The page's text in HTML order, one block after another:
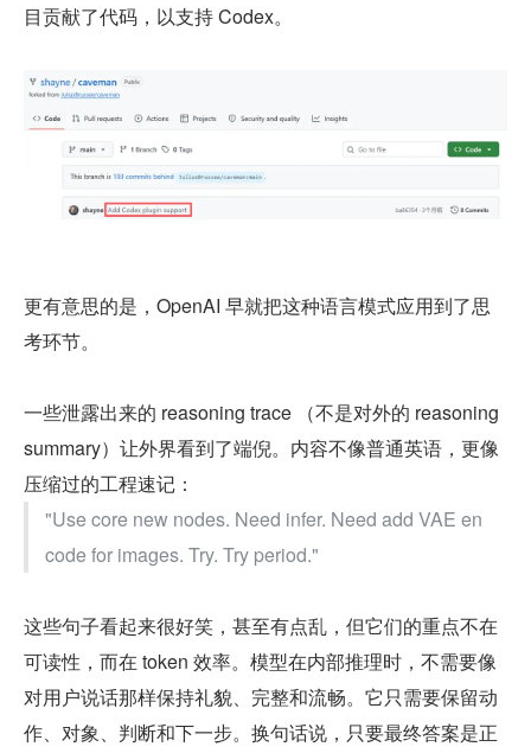
目贡献了代码，以支持 Codex。
更有意思的是，OpenAI 早就把这种语言模式应用到了思
考环节。
一些泄露出来的 reasoning trace （不是对外的 reasoning
summary）让外界看到了端倪。内容不像普通英语，更像
压缩过的工程速记：
"Use core new nodes. Need infer. Need add VAE en
code for images. Try. Try period."
这些句子看起来很好笑，甚至有点乱，但它们的重点不在
可读性，而在 token 效率。模型在内部推理时，不需要像
对用户说话那样保持礼貌、完整和流畅。它只需要保留动
作、对象、判断和下一步。换句话说，只要最终答案是正